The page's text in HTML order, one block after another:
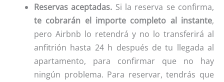
Reservas aceptadas. Si la reserva se confirma,
te cobrarán el importe completo al instante,
pero Airbnb lo retendrá y no lo transferirá al
anfitrión hasta 24 h después de tu llegada al
apartamento, para confirmar que no hay
ningún problema. Para reservar, tendrás que